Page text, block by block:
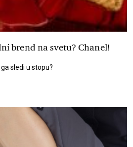
brend na svetu? Chanel!
ga sledi u stopu?